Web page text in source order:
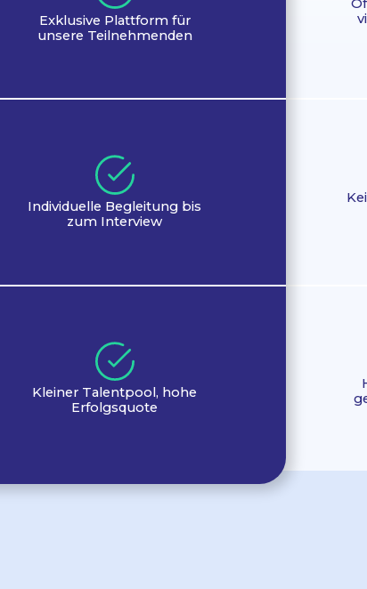
Exklusive Plattform für
unsere Teilnehmenden
Individuelle Begleitung bis
zum Interview
Kleiner Talentpool, hohe
Erfolgsquote